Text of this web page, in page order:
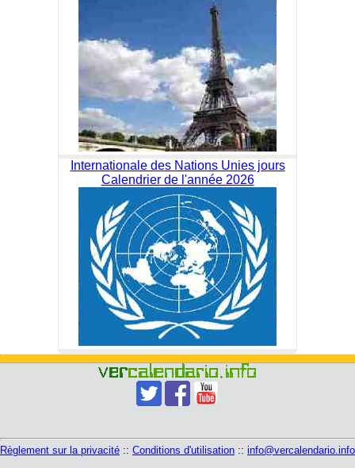
Internationale des Nations Unies jours
Calendrier de l'année 2026
Règlement sur la privacité :: Conditions d'utilisation :: info@vercalendario.info